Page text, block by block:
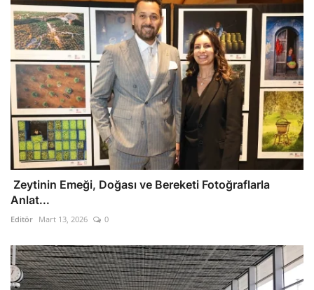
Zeytinin Emeği, Doğası ve Bereketi Fotoğraflarla
Anlat...
Editör Mart 13, 2026 0